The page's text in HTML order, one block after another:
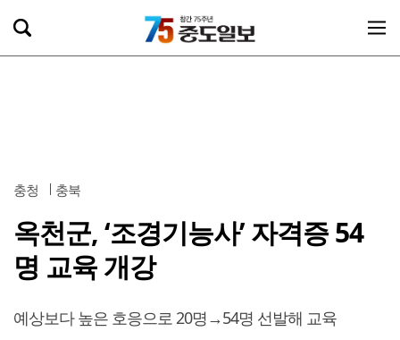
충청 충북
옥천군, ‘조경기능사’ 자격증 54
명 교육 개강
예상보다 높은 호응으로 20명→54명 선발해 교육